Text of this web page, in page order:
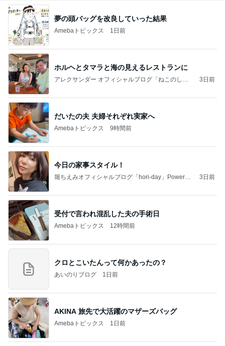
夢の頭バッグを改良していった結果
Amebaトピックス 1日前
ホルヘとタマラと海の見えるレストランに
アレクサンダー オフィシャルブログ「ねこのしっ
3日前
だいたの夫 夫婦それぞれ実家へ
Amebaトピックス 9時間前
今日の家事スタイル！
堀ちえみオフィシャルブログ「hori-day」Powered
3日前
受付で言われ混乱した夫の手術日
Amebaトピックス 12時間前
クロとこいたんって何かあったの？
あいのりブログ 1日前
AKINA 旅先で大活躍のマザーズバッグ
Amebaトピックス 1日前